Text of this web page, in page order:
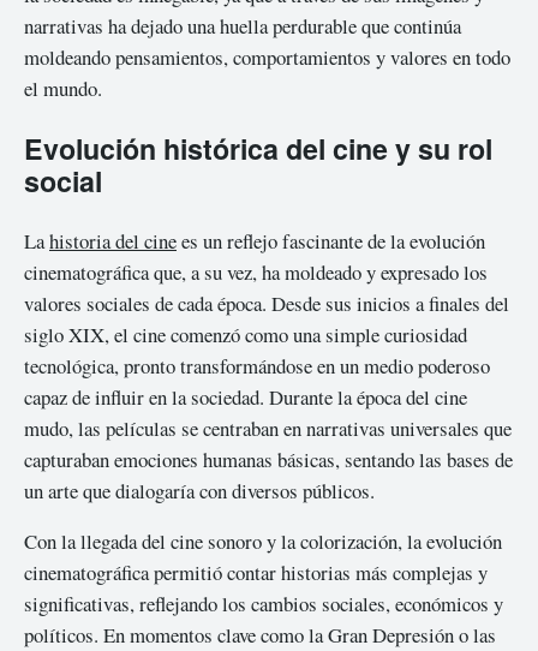
narrativas ha dejado una huella perdurable que continúa
moldeando pensamientos, comportamientos y valores en todo
el mundo.
Evolución histórica del cine y su rol
social
Lahistoria del cinees un reflejo fascinante de la evolución
cinematográfica que, a su vez, ha moldeado y expresado los
valores sociales de cada época. Desde sus inicios a finales del
siglo XIX, el cine comenzó como una simple curiosidad
tecnológica, pronto transformándose en un medio poderoso
capaz de influir en la sociedad. Durante la época del cine
mudo, las películas se centraban en narrativas universales que
capturaban emociones humanas básicas, sentando las bases de
un arte que dialogaría con diversos públicos.
Con la llegada del cine sonoro y la colorización, la evolución
cinematográfica permitió contar historias más complejas y
significativas, reflejando los cambios sociales, económicos y
políticos. En momentos clave como la Gran Depresión o las